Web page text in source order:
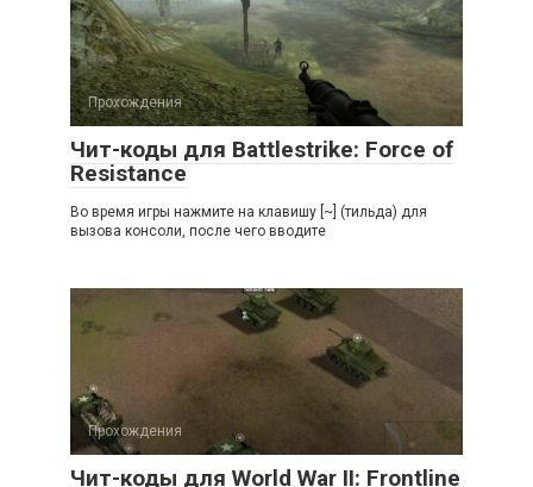
Прохождения
Чит-коды для Battlestrike: Force of
Resistance
Во время игры нажмите на клавишу [~] (тильда) для
вызова консоли, после чего вводите
Прохождения
Чит-коды для World War II: Frontline